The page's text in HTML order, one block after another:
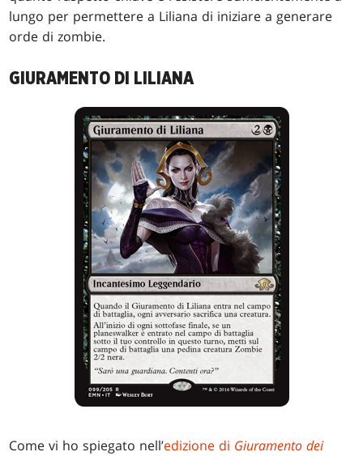
lungo per permettere a Liliana di iniziare a generare
orde di zombie.
GIURAMENTO DI LILIANA
Come vi ho spiegato nell’edizione di Giuramento dei